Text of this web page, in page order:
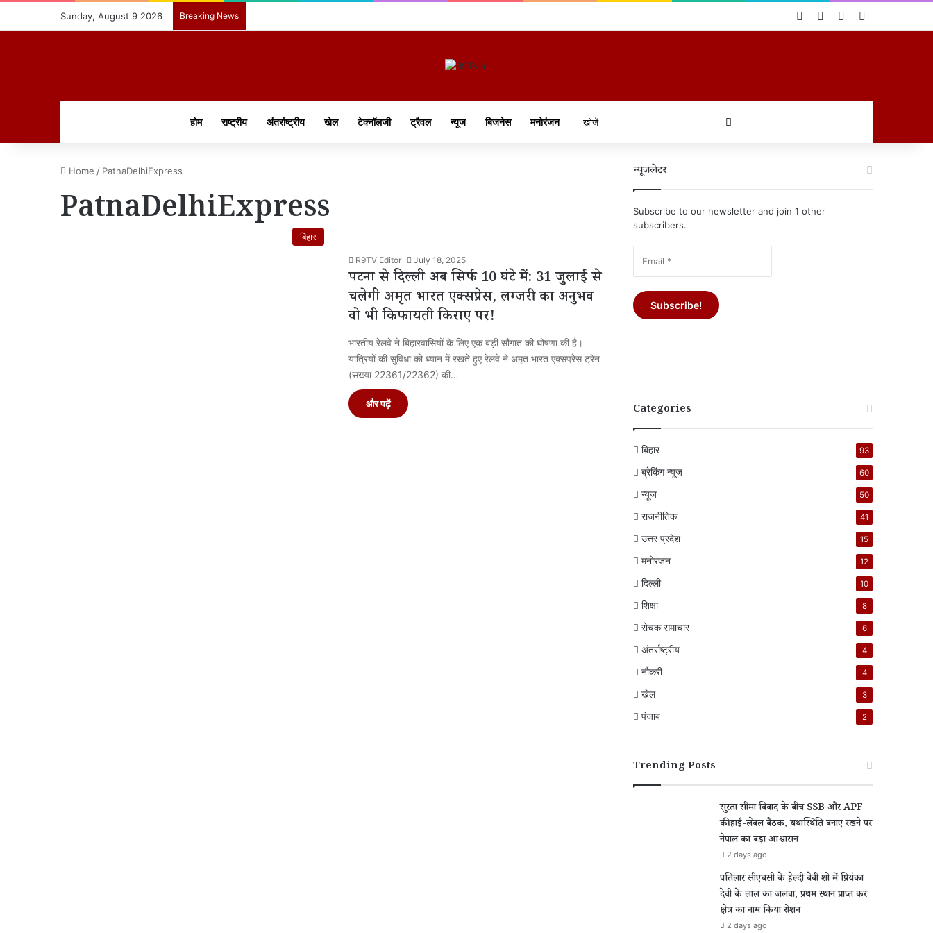
Sunday, August 9 2026 Breaking News Log InRandom Article
Sidebar
होम राष्ट्रीय अंतर्राष्ट्रीय खेल टेक्नॉलजी ट्रैवल न्यूज बिजनेस मनोरंजन
Home / PatnaDelhiExpress
PatnaDelhiExpress
बिहार
R9TV Editor July 18, 2025
पटना से दिल्ली अब सिर्फ 10 घंटे में: 31 जुलाई से
चलेगी अमृत भारत एक्सप्रेस, लग्जरी का अनुभव
वो भी किफायती किराए पर!
भारतीय रेलवे ने बिहारवासियों के लिए एक बड़ी सौगात की घोषणा की है।
यात्रियों की सुविधा को ध्यान में रखते हुए रेलवे ने अमृत भारत एक्सप्रेस ट्रेन
(संख्या 22361/22362) की…
और पढ़ें
न्यूजलेटर
Subscribe to our newsletter and join 1 other
subscribers.
Categories
बिहार 93
ब्रेकिंग न्यूज 60
न्यूज 50
राजनीतिक 41
उत्तर प्रदेश 15
मनोरंजन 12
दिल्ली 10
शिक्षा 8
रोचक समाचार 6
अंतर्राष्ट्रीय 4
नौकरी 4
खेल 3
पंजाब 2
Trending Posts
सुस्ता सीमा विवाद के बीच SSB और APF
की हाई-लेवल बैठक, यथास्थिति बनाए रखने पर
नेपाल का बड़ा आश्वासन
2 days ago
पतिलार सीएचसी के हेल्दी बेबी शो में प्रियंका
देवी के लाल का जलवा, प्रथम स्थान प्राप्त कर
क्षेत्र का नाम किया रोशन
2 days ago